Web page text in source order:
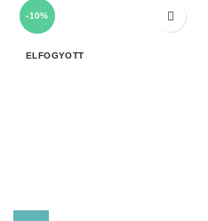
-10%
ELFOGYOTT